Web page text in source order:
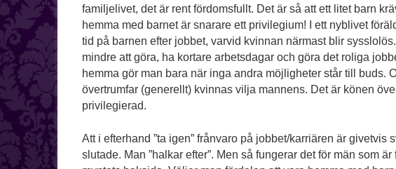
familjelivet, det är rent fördomsfullt. Det är så att ett litet barn
hemma med barnet är snarare ett privilegium! I ett nyblivet
tid på barnen efter jobbet, varvid kvinnan närmast blir
mindre att göra, ha kortare arbetsdagar och göra det roliga
hemma gör man bara när inga andra möjligheter står till buds.
övertrumfar (generellt) kvinnas vilja mannens. Det är könen
privilegierad.
Att i efterhand ”ta igen” frånvaro på jobbet/karriären är givetvis
slutade. Man ”halkar efter”. Men så fungerar det för män som